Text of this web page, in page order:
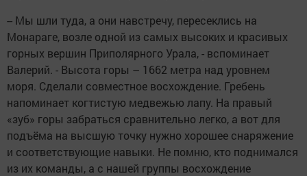
-- Мы шли туда, а они навстречу, пересеклись на
Монараге, возле одной из самых высоких и красивых
горных вершин Приполярного Урала, - вспоминает
Валерий. - Высота горы – 1662 метра над уровнем
моря. Сделали совместное восхождение. Гребень
напоминает когтистую медвежью лапу. На правый
«зуб» горы забраться сравнительно легко, а вот для
подъёма на высшую точку нужно хорошее снаряжение
и соответствующие навыки. Не помню, кто поднимался
из их команды, а с нашей группы восхождение